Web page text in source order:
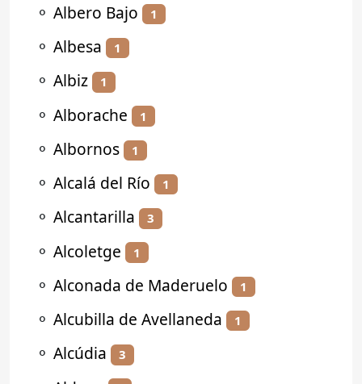
⚬ Albero Bajo 1
⚬ Albesa 1
⚬ Albiz 1
⚬ Alborache 1
⚬ Albornos 1
⚬ Alcalá del Río 1
⚬ Alcantarilla 3
⚬ Alcoletge 1
⚬ Alconada de Maderuelo 1
⚬ Alcubilla de Avellaneda 1
⚬ Alcúdia 3